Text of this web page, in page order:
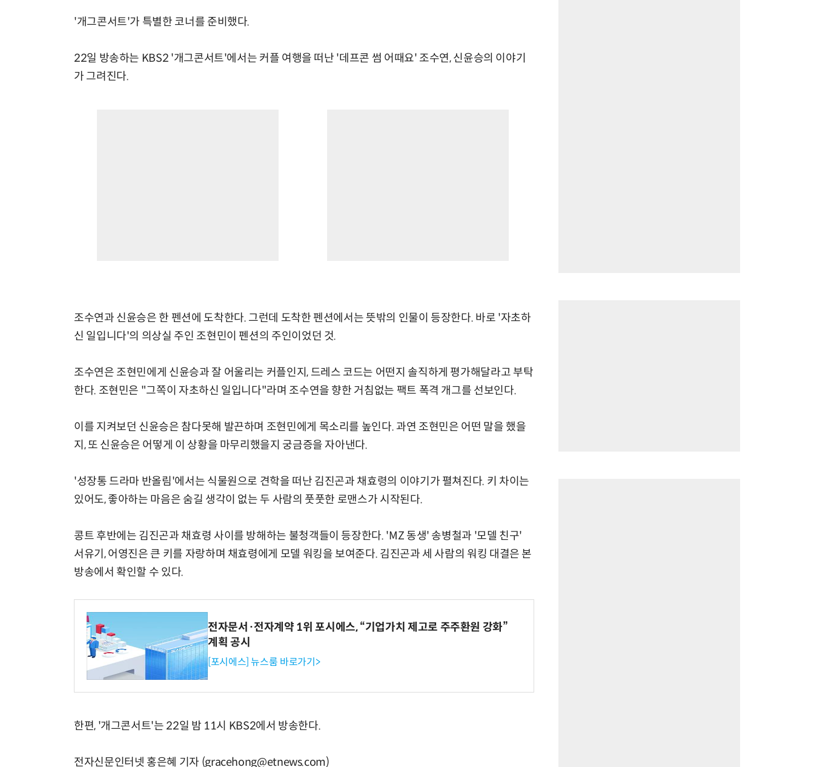
'개그콘서트'가 특별한 코너를 준비했다.
22일 방송하는 KBS2 '개그콘서트'에서는 커플 여행을 떠난 '데프콘 썸 어때요' 조수연, 신윤승의 이야기
가 그려진다.
조수연과 신윤승은 한 펜션에 도착한다. 그런데 도착한 펜션에서는 뜻밖의 인물이 등장한다. 바로 '자초하
신 일입니다'의 의상실 주인 조현민이 펜션의 주인이었던 것.
조수연은 조현민에게 신윤승과 잘 어울리는 커플인지, 드레스 코드는 어떤지 솔직하게 평가해달라고 부탁
한다. 조현민은 "그쪽이 자초하신 일입니다"라며 조수연을 향한 거침없는 팩트 폭격 개그를 선보인다.
이를 지켜보던 신윤승은 참다못해 발끈하며 조현민에게 목소리를 높인다. 과연 조현민은 어떤 말을 했을
지, 또 신윤승은 어떻게 이 상황을 마무리했을지 궁금증을 자아낸다.
'성장통 드라마 반올림'에서는 식물원으로 견학을 떠난 김진곤과 채효령의 이야기가 펼쳐진다. 키 차이는
있어도, 좋아하는 마음은 숨길 생각이 없는 두 사람의 풋풋한 로맨스가 시작된다.
콩트 후반에는 김진곤과 채효령 사이를 방해하는 불청객들이 등장한다. 'MZ 동생' 송병철과 '모델 친구'
서유기, 어영진은 큰 키를 자랑하며 채효령에게 모델 워킹을 보여준다. 김진곤과 세 사람의 워킹 대결은 본
방송에서 확인할 수 있다.
전자문서·전자계약 1위 포시에스, “기업가치 제고로 주주환원 강화”
계획 공시
[포시에스] 뉴스룸 바로가기>
한편, '개그콘서트'는 22일 밤 11시 KBS2에서 방송한다.
전자신문인터넷 홍은혜 기자 (gracehong@etnews.com)